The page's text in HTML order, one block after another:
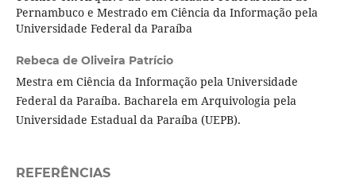
Pernambuco e Mestrado em Ciência da Informação pela
Universidade Federal da Paraíba
Rebeca de Oliveira Patrício
Mestra em Ciência da Informação pela Universidade
Federal da Paraíba. Bacharela em Arquivologia pela
Universidade Estadual da Paraíba (UEPB).
REFERÊNCIAS